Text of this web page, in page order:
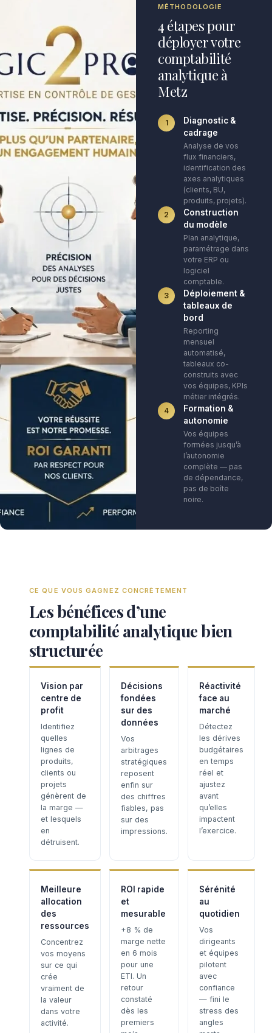
MÉTHODOLOGIE
4 étapes pour
déployer votre
comptabilité
analytique à
Metz
1
Diagnostic &
cadrage
Analyse de vos
flux financiers,
identification des
axes analytiques
(clients, BU,
produits, projets).
2
Construction
du modèle
Plan analytique,
paramétrage dans
votre ERP ou
logiciel
comptable.
3
Déploiement &
tableaux de
bord
Reporting
mensuel
automatisé,
tableaux co-
construits avec
vos équipes, KPIs
métier intégrés.
4
Formation &
autonomie
Vos équipes
formées jusqu’à
l’autonomie
complète — pas
de dépendance,
pas de boîte
noire.
CE QUE VOUS GAGNEZ CONCRÈTEMENT
Les bénéfices d’une
comptabilité analytique bien
structurée
Vision par
centre de
profit
Identifiez
quelles
lignes de
produits,
clients ou
projets
génèrent de
la marge —
et lesquels
en
détruisent.
Décisions
fondées
sur des
données
Vos
arbitrages
stratégiques
reposent
enfin sur
des chiffres
fiables, pas
sur des
impressions.
Réactivité
face au
marché
Détectez
les dérives
budgétaires
en temps
réel et
ajustez
avant
qu’elles
impactent
l’exercice.
Meilleure
allocation
des
ressources
Concentrez
vos moyens
sur ce qui
crée
vraiment de
la valeur
dans votre
activité.
ROI rapide
et
mesurable
+8 % de
marge nette
en 6 mois
pour une
ETI. Un
retour
constaté
dès les
premiers
Sérénité
au
quotidien
Vos
dirigeants
et équipes
pilotent
avec
confiance
— fini le
stress des
angles